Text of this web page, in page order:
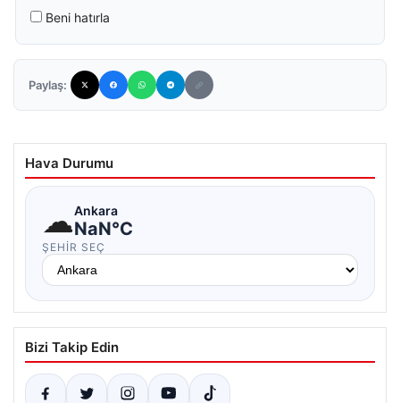
Beni hatırla
Paylaş:
Hava Durumu
☁Ankara
NaN°C
ŞEHIR SEÇ
Bizi Takip Edin